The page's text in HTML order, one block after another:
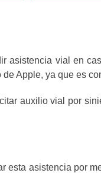
asistencia vial en
Apple, ya que es
auxilio vial por
esta asistencia por